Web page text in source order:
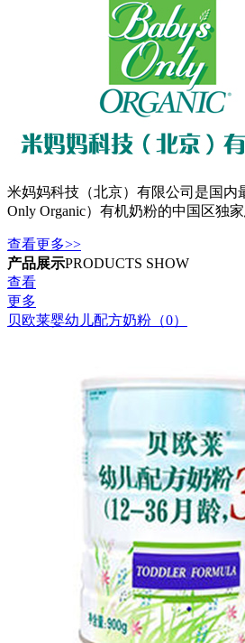
米妈妈科技（北京）有限公司是国内
Only Organic）有机奶粉的中国区独
查看更多>>
产品展示PRODUCTS SHOW
查看
更多
贝欧莱婴幼儿配方奶粉（0）